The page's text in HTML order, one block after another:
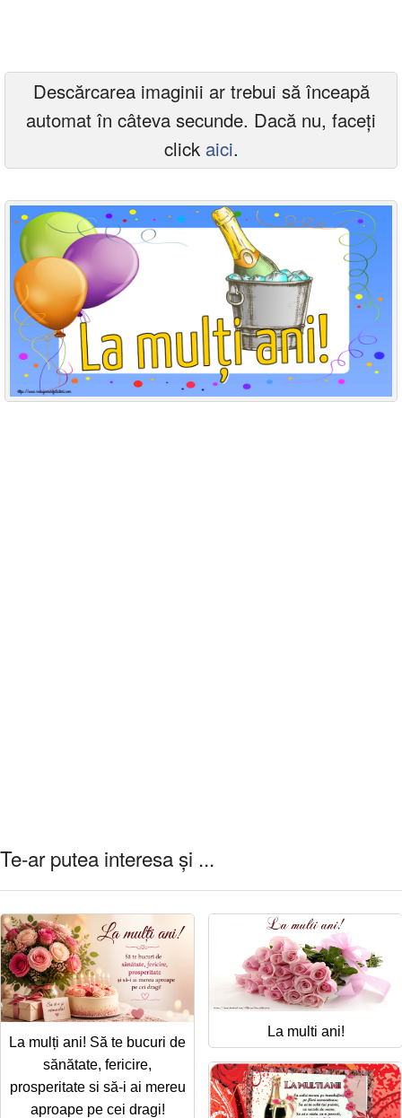
Felicitari muzicale personalizate
Conecteaza-te
Descărcarea imaginii ar trebui să înceapă
automat în câteva secunde. Dacă nu, faceți
click aici.
Te-ar putea interesa și ...
La mulți ani! Să te bucuri de
sănătate, fericire,
prosperitate si să-i ai mereu
aproape pe cei dragi!
La multi ani!